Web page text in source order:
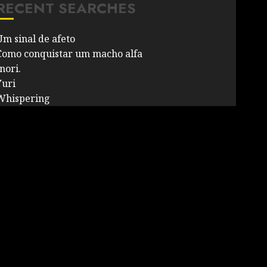
SEARCHES
sinal de afeto
conquistar um macho alfa